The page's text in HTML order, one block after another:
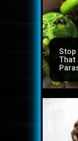
Stop
That